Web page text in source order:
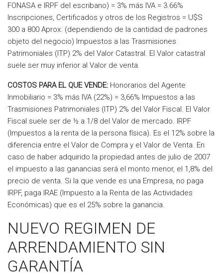
FONASA e IRPF del escribano) = 3% más IVA = 3.66%
Inscripciones, Certificados y otros de los Registros = U$S
300 a 800 Aprox. (dependiendo de la cantidad de padrones
objeto del negocio) Impuestos a las Trasmisiones
Patrimoniales (ITP) 2% del Valor Catastral. El Valor catastral
suele ser muy inferior al Valor de venta.
COSTOS PARA EL QUE VENDE: Honorarios del Agente
Inmobiliario = 3% más IVA (22%) = 3,66% Impuestos a las
Trasmisiones Patrimoniales (ITP) 2% del Valor Fiscal. El Valor
Fiscal suele ser de ½ a 1/8 del Valor de mercado. IRPF
(Impuestos a la renta de la persona física). Es el 12% sobre la
diferencia entre el Valor de Compra y el Valor de Venta. En
caso de haber adquirido la propiedad antes de julio de 2007
el impuesto a las ganancias será el monto menor, el 1,8% del
precio de venta. Si la que vende es una Empresa, no paga
IRPF, paga IRAE (Impuesto a la Renta de las Actividades
Económicas) que es el 25% sobre la ganancia.
NUEVO REGIMEN DE
ARRENDAMIENTO SIN
GARANTÍA